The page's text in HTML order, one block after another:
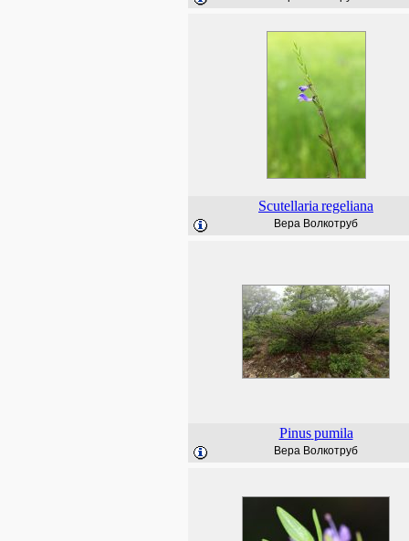
Scutellaria regeliana
Вера Волкотруб
Pinus pumila
Вера Волкотруб